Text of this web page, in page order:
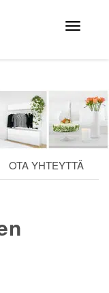
Avaa
valikko
OTA YHTEYTTÄ